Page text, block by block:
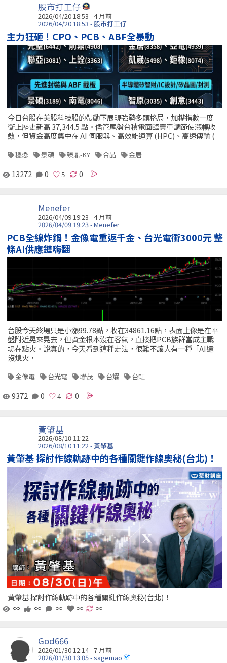
股市打工仔
2026/04/20 18:53 - 4 月前
2026/04/20 18:53 - 股市打工仔
主力狂砸！CPO、PCB、ABF全暴動
今日台股在美股科技股的帶動下展現強勢多頭格局，加權指數一度
衝上歷史新高 37,344.5 點。儘管尾盤台積電面臨賣單調節使漲幅收
斂，但資金高度集中在 AI 伺服器、高效能運算 (HPC)、高速傳輸 (
穩懋 景碩 臻鼎-KY 合晶 金居
13272 0 0
Menefer
2026/04/09 19:23 - 4 月前
2026/04/09 19:23 - Menefer
PCB全線炸鍋！金像電重返千金、台光電衝3000元 整
條AI供應鏈嗨翻
台股今天終場只是小漲99.78點，收在34861.16點，表面上像是在平
盤附近晃來晃去，但資金根本沒在客氣，直接把PCB族群當成主戰
場在點火。說真的，今天看到這種走法，很難不讓人有一種「AI還
沒熄火，
金像電 台光電 聯茂 台燿 台虹
9372 0 0
黃肇基
2026/08/10 11:22 -
2026/08/10 11:22 - 黃肇基
黃肇基 探討作線軌跡中的各種關鍵作線奧秘(台北)！
黃肇基 探討作線軌跡中的各種關鍵作線奧秘(台北)！
∞
∞ ∞ ∞ ∞
God666
2026/01/30 12:14 - 7 月前
2026/01/30 13:05 - sagemao